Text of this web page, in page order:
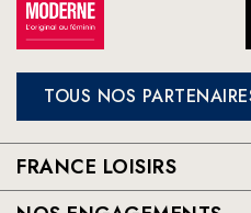
TOUS NOS
FRANCE LOISIRS